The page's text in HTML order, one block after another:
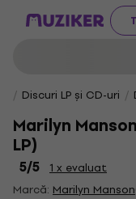
Discuri LP și CD-uri
Marilyn
LP)
5/5
1 x evaluat
Marcă: Marilyn Manson